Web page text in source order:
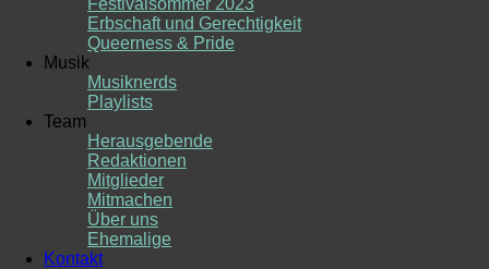
Festivalsommer 2023
Erbschaft und Gerechtigkeit
Queerness & Pride
Musik
Musiknerds
Playlists
Team
Herausgebende
Redaktionen
Mitglieder
Mitmachen
Über uns
Ehemalige
Kontakt